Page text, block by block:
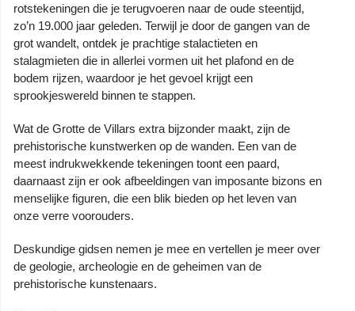
rotstekeningen die je terugvoeren naar de oude steentijd,
zo’n 19.000 jaar geleden. Terwijl je door de gangen van de
grot wandelt, ontdek je prachtige stalactieten en
stalagmieten die in allerlei vormen uit het plafond en de
bodem rijzen, waardoor je het gevoel krijgt een
sprookjeswereld binnen te stappen.
Wat de Grotte de Villars extra bijzonder maakt, zijn de
prehistorische kunstwerken op de wanden. Een van de
meest indrukwekkende tekeningen toont een paard,
daarnaast zijn er ook afbeeldingen van imposante bizons en
menselijke figuren, die een blik bieden op het leven van
onze verre voorouders.
Deskundige gidsen nemen je mee en vertellen je meer over
de geologie, archeologie en de geheimen van de
prehistorische kunstenaars.